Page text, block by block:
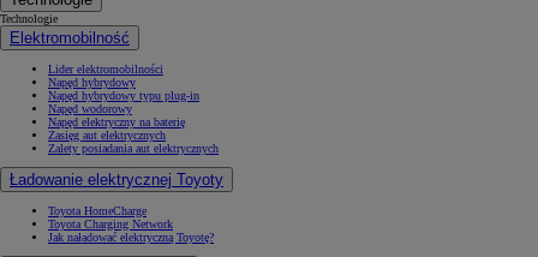
Technologie
Elektromobilność
Lider elektromobilności
Napęd hybrydowy
Napęd hybrydowy typu plug-in
Napęd wodorowy
Napęd elektryczny na baterię
Zasięg aut elektrycznych
Zalety posiadania aut elektrycznych
Ładowanie elektrycznej Toyoty
Toyota HomeCharge
Toyota Charging Network
Jak naładować elektryczną Toyotę?